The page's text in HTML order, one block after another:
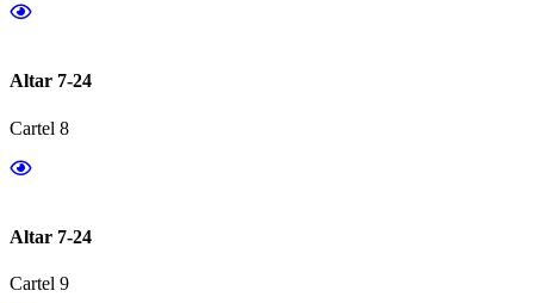
Altar 7-24
Cartel 8
Altar 7-24
Cartel 9